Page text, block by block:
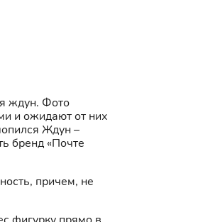
ждун. Фото
и ожидают от них
Ждун –
бренд «Почте
причем, не